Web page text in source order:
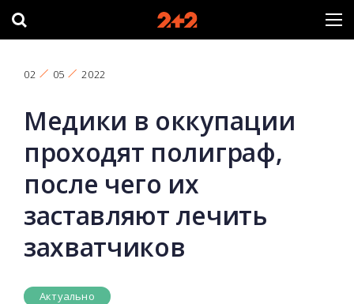
02 05 2022
Медики в оккупации
проходят полиграф,
после чего их
заставляют лечить
захватчиков
Актуально